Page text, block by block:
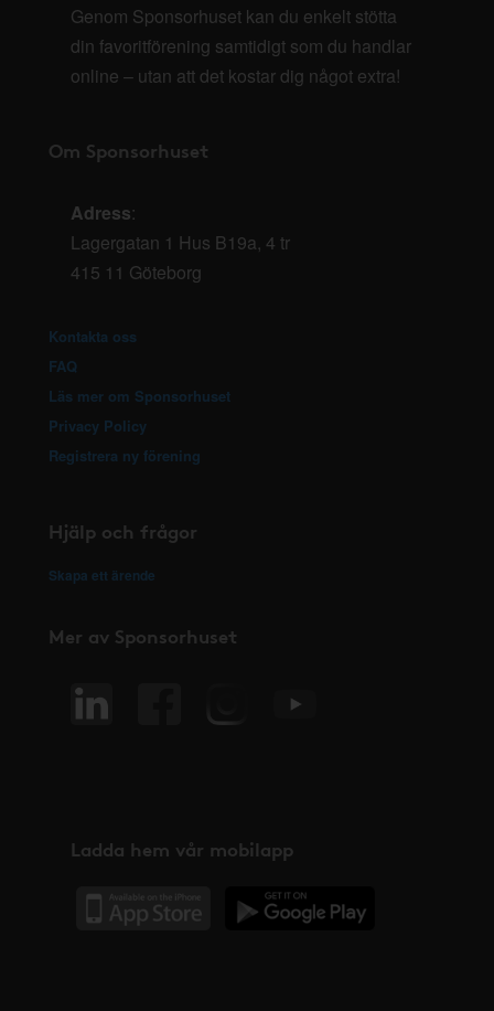
Genom Sponsorhuset kan du enkelt stötta
din favoritförening samtidigt som du handlar
online – utan att det kostar dig något extra!
Om Sponsorhuset
Adress:
Lagergatan 1 Hus B19a, 4 tr
415 11 Göteborg
Kontakta oss
FAQ
Läs mer om Sponsorhuset
Privacy Policy
Registrera ny förening
Hjälp och frågor
Skapa ett ärende
Mer av Sponsorhuset
Ladda hem vår mobilapp